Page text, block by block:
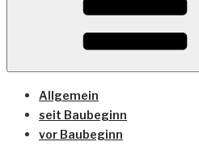
Allgemein
seit Baubeginn
vor Baubeginn